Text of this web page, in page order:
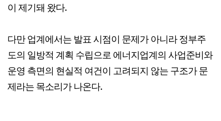
이 제기돼 왔다.
다만 업계에서는 발표 시점이 문제가 아니라 정부주
도의 일방적 계획 수립으로 에너지업계의 사업준비와
운영 측면의 현실적 여건이 고려되지 않는 구조가 문
제라는 목소리가 나온다.